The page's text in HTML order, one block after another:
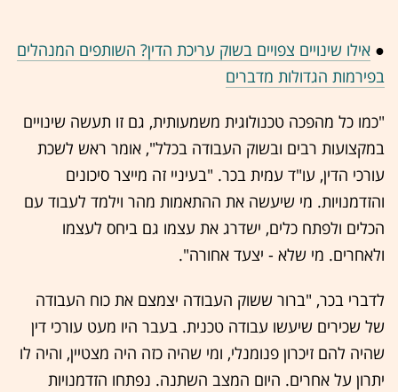
● אילו שינויים צפויים בשוק עריכת הדין? השותפים המנהלים
בפירמות הגדולות מדברים
"כמו כל מהפכה טכנולוגית משמעותית, גם זו תעשה שינויים
במקצועות רבים ובשוק העבודה בכלל", אומר ראש לשכת
עורכי הדין, עו"ד עמית בכר. "בעיניי זה מייצר סיכונים
והזדמנויות. מי שיעשה את ההתאמות מהר וילמד לעבוד עם
הכלים ולפתח כלים, ישדרג את עצמו גם ביחס לעצמו
ולאחרים. מי שלא - יצעד אחורה".
לדברי בכר, "ברור ששוק העבודה יצמצם את כוח העבודה
של שכירים שיעשו עבודה טכנית. בעבר היו מעט עורכי דין
שהיה להם זיכרון פנומנלי, ומי שהיה כזה היה מצטיין, והיה לו
יתרון על אחרים. היום המצב השתנה. נפתחו הזדמנויות